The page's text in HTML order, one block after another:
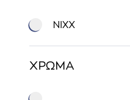
NIXX
ΧΡΩΜΑ